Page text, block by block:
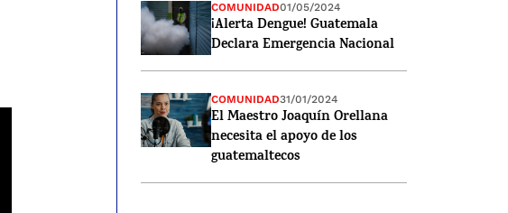
COMUNIDAD01/05/2024
¡Alerta Dengue! Guatemala
Declara Emergencia Nacional
COMUNIDAD31/01/2024
El Maestro Joaquín Orellana
necesita el apoyo de los
guatemaltecos